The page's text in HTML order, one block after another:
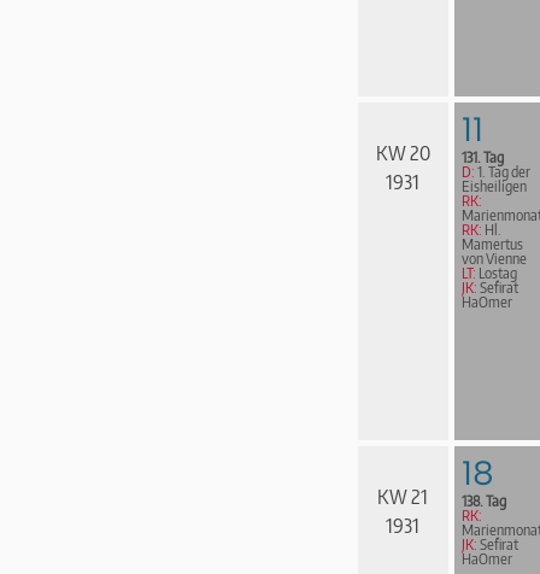
KW 20
1931
11
131. Tag
D: 1. Tag der
Eisheiligen
RK:
RK: Hl.
Mamertus
von Vienne
LT: Lostag
JK: Sefirat
HaOmer
KW 21
1931
18
138. Tag
RK:
JK: Sefirat
HaOmer